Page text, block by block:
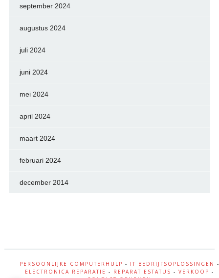
september 2024
augustus 2024
juli 2024
juni 2024
mei 2024
april 2024
maart 2024
februari 2024
december 2014
PERSOONLIJKE COMPUTERHULP - IT BEDRIJFSOPLOSSINGEN -
ELECTRONICA REPARATIE - REPARATIESTATUS - VERKOOP -